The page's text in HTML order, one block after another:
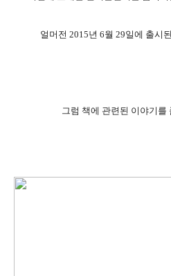
얼머전 2015년 6월 29일에 출시
그럼 책에 관련된 이야기를